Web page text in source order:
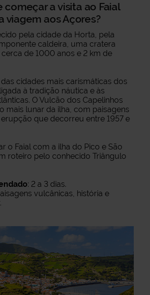
começar a visita ao Faial
viagem aos Açores?
pela cidade da Horta, pela
caldeira, uma cratera
de 1000 anos e 2 km de
cidades mais carismáticas dos
à tradição náutica e às
O Vulcão dos Capelinhos
mais lunar da ilha, com paisagens
que decorreu entre 1957 e
o Faial com a ilha do Pico e São
roteiro pelo conhecido Triângulo
: 2 a 3 dias.
vulcânicas, história e